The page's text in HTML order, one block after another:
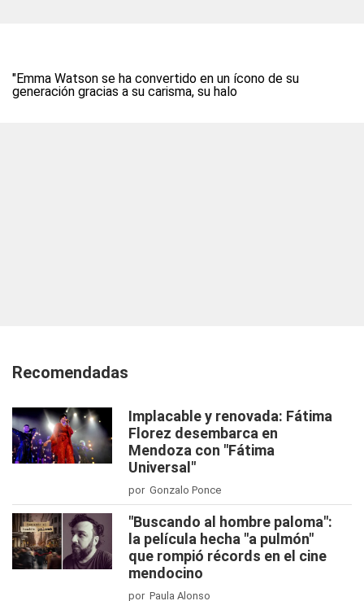
"Emma Watson se ha convertido en un ícono de su
generación gracias a su carisma, su halo
Recomendadas
Implacable y renovada: Fátima
Florez desembarca en
Mendoza con "Fátima
Universal"
por Gonzalo Ponce
"Buscando al hombre paloma":
la película hecha "a pulmón"
que rompió récords en el cine
mendocino
por Paula Alonso